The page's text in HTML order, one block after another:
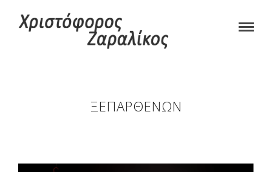
ΞΕΠΑΡΘΕΝΩΝ